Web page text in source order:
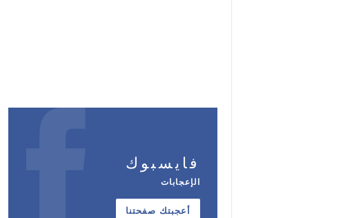
فايسبوك
الإعجابات
أعجبتك صفحتنا